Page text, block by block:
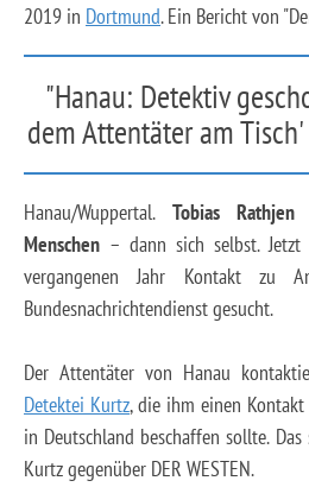
2019 in Dortmund. Ein Bericht von
"Hanau: Detektiv
dem Attentäter am
Hanau/Wuppertal. Tobias
Menschen – dann sich selbst.
vergangenen Jahr Kontakt zu
Bundesnachrichtendienst gesucht.
Der Attentäter von Hanau
Detektei Kurtz, die ihm einen
in Deutschland beschaffen sollte.
Kurtz gegenüber DER WESTEN.